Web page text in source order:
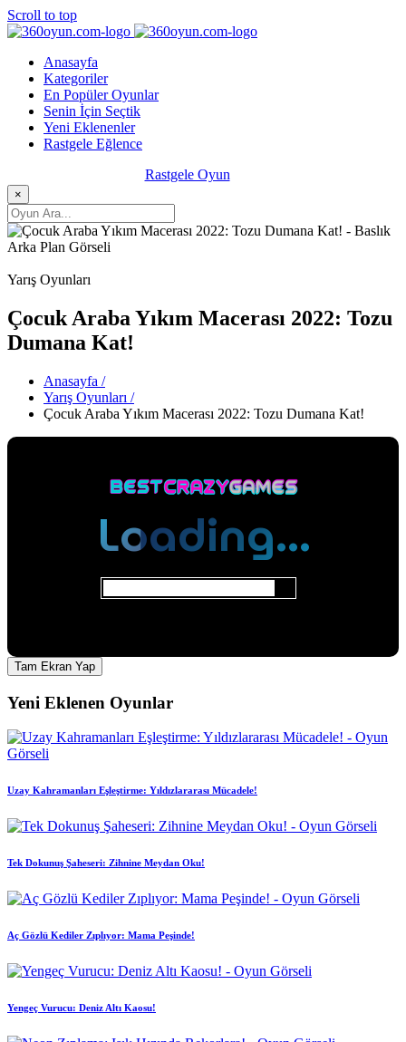
Scroll to top
Anasayfa
Kategoriler
En Popüler Oyunlar
Senin İçin Seçtik
Yeni Eklenenler
Rastgele Eğlence
Rastgele Oyun
×
Yarış Oyunları
Çocuk Araba Yıkım Macerası 2022: Tozu
Dumana Kat!
Anasayfa /
Yarış Oyunları /
Çocuk Araba Yıkım Macerası 2022: Tozu Dumana Kat!
Tam Ekran Yap
Yeni Eklenen Oyunlar
Uzay Kahramanları Eşleştirme: Yıldızlararası Mücadele!
Tek Dokunuş Şaheseri: Zihnine Meydan Oku!
Aç Gözlü Kediler Zıplıyor: Mama Peşinde!
Yengeç Vurucu: Deniz Altı Kaosu!